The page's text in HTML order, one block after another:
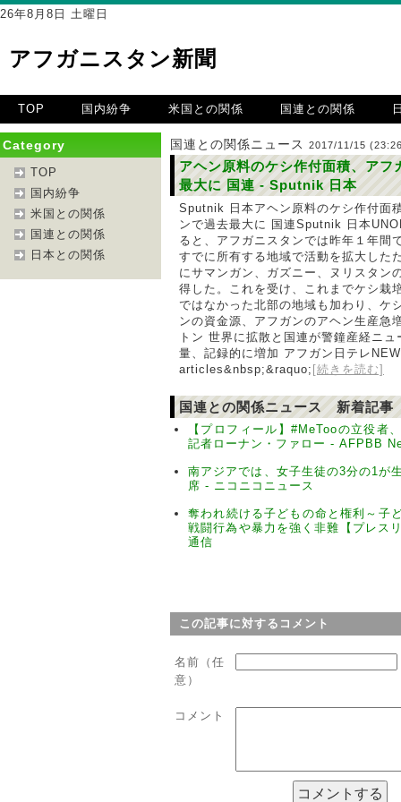
26年8月8日 土曜日
アフガニスタン新聞
TOP 国内紛争 米国との関係 国連との関係
Category
TOP
国内紛争
米国との関係
国連との関係
日本との関係
国連との関係ニュース 2017/11/15
アヘン原料のケシ作付面積、アフ
最大に 国連 - Sputnik 日本
Sputnik 日本アヘン原料のケシ作付面
ンで過去最大に 国連Sputnik 日本
ると、アフガニスタンでは昨年１年間
すでに所有する地域で活動を拡大した
にサマンガン、ガズニー、ヌリスタン
得した。これを受け、これまでケシ栽
ではなかった北部の地域も加わり、ケ
ンの資金源、アフガンのアヘン生産急
トン 世界に拡散と国連が警鐘産経ニ
量、記録的に増加 アフガン日テレ
articles&nbsp;&raquo; [続きを読む]
国連との関係ニュース 新着記事
【プロフィール】#MeTooの立役者
記者ローナン・ファロー - AFPBB
南アジアでは、女子生徒の3分の1が
席 - ニコニコニュース
奪われ続ける子どもの命と権利～子
戦闘行為や暴力を強く非難【プレス
通信
この記事に対するコメント
名前（任
意）
コメント